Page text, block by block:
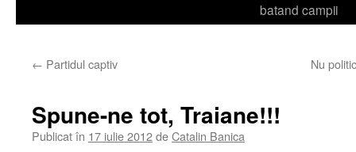
batand campii
← Partidul captiv Nu
Spune-ne tot, Traiane!!!
Publicat în 17 iulie 2012deCatalin Banica